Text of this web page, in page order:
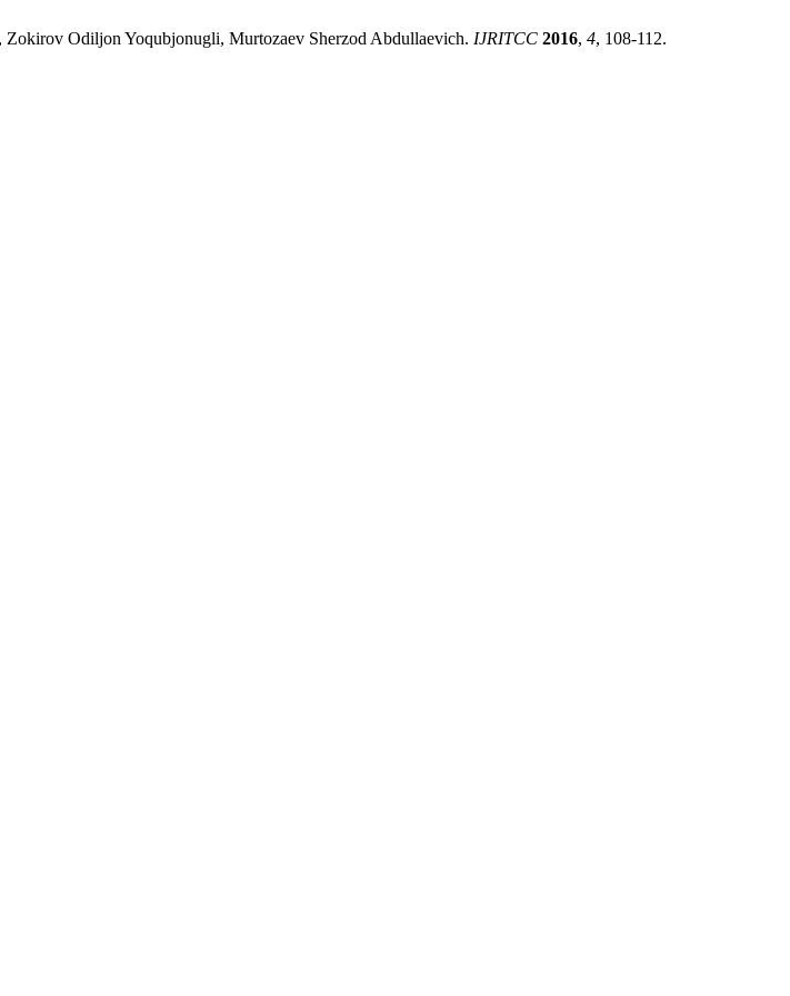
Odiljon Yoqubjonugli, Murtozaev Sherzod Abdullaevich. IJRITCC 2016, 4, 108-112.